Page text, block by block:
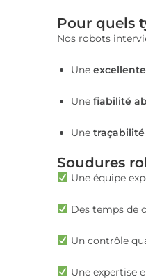
Pour quels
Nos robots
Une
Une fiabilité
Une
Soudures
Une équipe
Des temps de
Un contrôle
Une expertise